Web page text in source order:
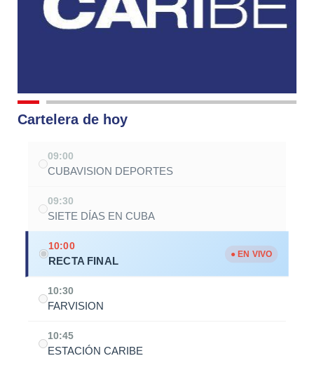
Cartelera de hoy
09:00
CUBAVISION DEPORTES
09:30
SIETE DÍAS EN CUBA
10:00
RECTA FINAL
● EN VIVO
10:30
FARVISION
10:45
ESTACIÓN CARIBE